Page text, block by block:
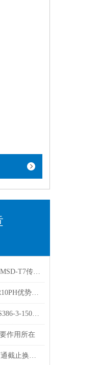
德国哈维压力继电器DT2-2-MSD-T7传感器直销
原装美国派克parker溢流阀R10PH优势出售
贺德克HYDAC温度开关ETS386-3-150-000介绍
作用所在
WGR2-2-WG230哈威两位两通截止换向阀技术参数